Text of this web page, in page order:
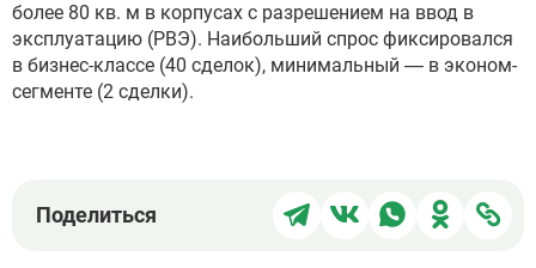
более 80 кв. м в корпусах с разрешением на ввод в
эксплуатацию (РВЭ). Наибольший спрос фиксировался
в бизнес-классе (40 сделок), минимальный — в эконом-
сегменте (2 сделки).
Поделиться
Поделиться
Поделиться
в
Поделиться